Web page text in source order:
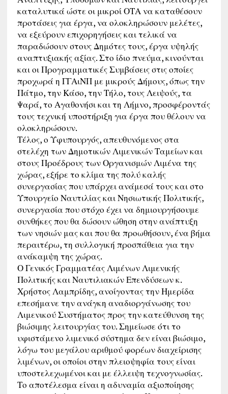
καταλυτικά ώστε οι μικροί ΟΤΑ να καταθέσουν
προτάσεις για έργα, να ολοκληρώσουν μελέτες,
να εξεύρουν επιχορηγήσεις και τελικά να
παραδώσουν στους Δημότες τους, έργα υψηλής
αναπτυξιακής αξίας. Στο ίδιο πνεύμα, κινούνται
και οι Προγραμματικές Συμβάσεις στις οποίες
προχωρά η ΓΓΑιΝΠ με μικρούς Δήμους, όπως την
Πάτμο, την Κάσο, την Τήλο, τους Λειψούς, τα
Ψαρά, το Αγαθονήσι και τη Λήμνο, προσφέροντάς
τους τεχνική υποστήριξη για έργα που θέλουν να
ολοκληρώσουν.
Τέλος, ο Υφυπουργός, απευθυνόμενος στα
στελέχη των Δημοτικών Λιμενικών Ταμείων και
στους Προέδρους των Οργανισμών Λιμένα της
χώρας, εξήρε το κλίμα της πολύ καλής
συνεργασίας που υπάρχει ανάμεσά τους και στο
Υπουργείο Ναυτιλίας και Νησιωτικής Πολιτικής,
συνεργασία που στόχο έχει να δημιουργήσουμε
συνθήκες που θα δώσουν ώθηση στην ανάπτυξη
των νησιών μας και που θα προωθήσουν, ένα βήμα
περαιτέρω, τη συλλογική προσπάθεια για την
ανάκαμψη της χώρας.
Ο Γενικός Γραμματέας Λιμένων Λιμενικής
Πολιτικής και Ναυτιλιακών Επενδύσεων κ.
Χρήστος Λαμπρίδης, ανοίγοντας την Ημερίδα
επεσήμανε την ανάγκη αναδιοργάνωσης του
Λιμενικού Συστήματος προς την κατεύθυνση της
βιώσιμης λειτουργίας του. Σημείωσε ότι το
υφιστάμενο λιμενικό σύστημα δεν είναι βιώσιμο,
λόγω του μεγάλου αριθμού φορέων διαχείρισης
λιμένων, οι οποίοι στην πλειοψηφία τους είναι
υποστελεχωμένοι και με έλλειψη τεχνογνωσίας.
Το αποτέλεσμα είναι η αδυναμία αξιοποίησης